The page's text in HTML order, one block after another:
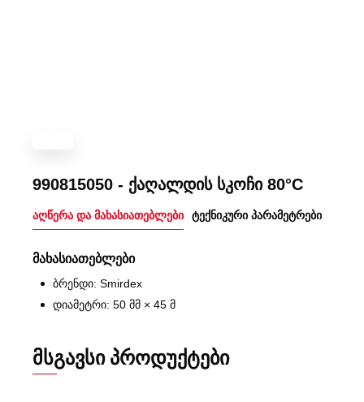
990815050 - ქაღალდის სკოჩი 80°C
აღწერა და მახასიათებლები ტექნიკური პარამეტრები
მახასიათებლები
ბრენდი: Smirdex
დიამეტრი: 50 მმ × 45 მ
ᲛᲡᲒᲐᲕᲡᲘ ᲞᲠᲝᲓᲣᲥᲢᲔᲑᲘ